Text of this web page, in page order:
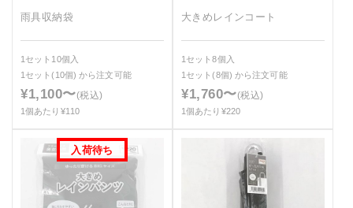
雨具収納袋
1セット10個入
1セット(10個)から注文可能
¥1,100〜(税込)
1個あたり¥110
大きめレインコート
1セット8個入
1セット(8個) から注文可能
¥1,760〜(税込)
1個あたり¥220